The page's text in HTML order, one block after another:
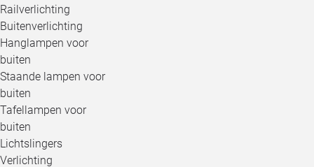
Railverlichting
Buitenverlichting
Hanglampen voor
buiten
Staande lampen voor
buiten
Tafellampen voor
buiten
Lichtslingers
Verlichting